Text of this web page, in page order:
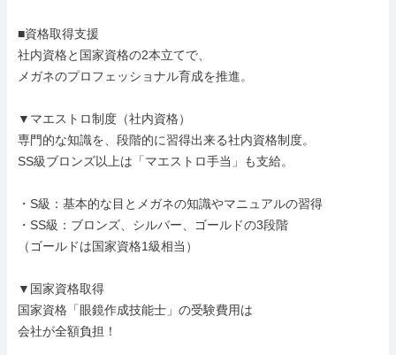
■資格取得支援
社内資格と国家資格の2本立てで、
メガネのプロフェッショナル育成を推進。
▼マエストロ制度（社内資格）
専門的な知識を、段階的に習得出来る社内資格制度。
SS級ブロンズ以上は「マエストロ手当」も支給。
・S級：基本的な目とメガネの知識やマニュアルの習得
・SS級：ブロンズ、シルバー、ゴールドの3段階
（ゴールドは国家資格1級相当）
▼国家資格取得
国家資格「眼鏡作成技能士」の受験費用は
会社が全額負担！